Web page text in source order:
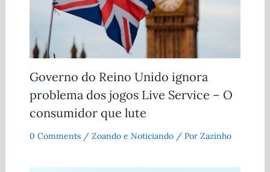
Governo do Reino Unido ignora
problema dos jogos Live Service – O
consumidor que lute
0 Comments / Zoando e Noticiando/ Por Zazinho